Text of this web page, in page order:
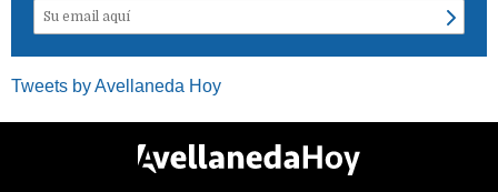
Tweets by Avellaneda Hoy